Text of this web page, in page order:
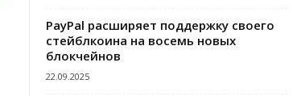
PayPal расширяет поддержку своего
стейблкоина на восемь новых
блокчейнов
22.09.2025